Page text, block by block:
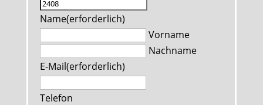
Name(erforderlich)
Vorname
Nachname
E-Mail(erforderlich)
Telefon